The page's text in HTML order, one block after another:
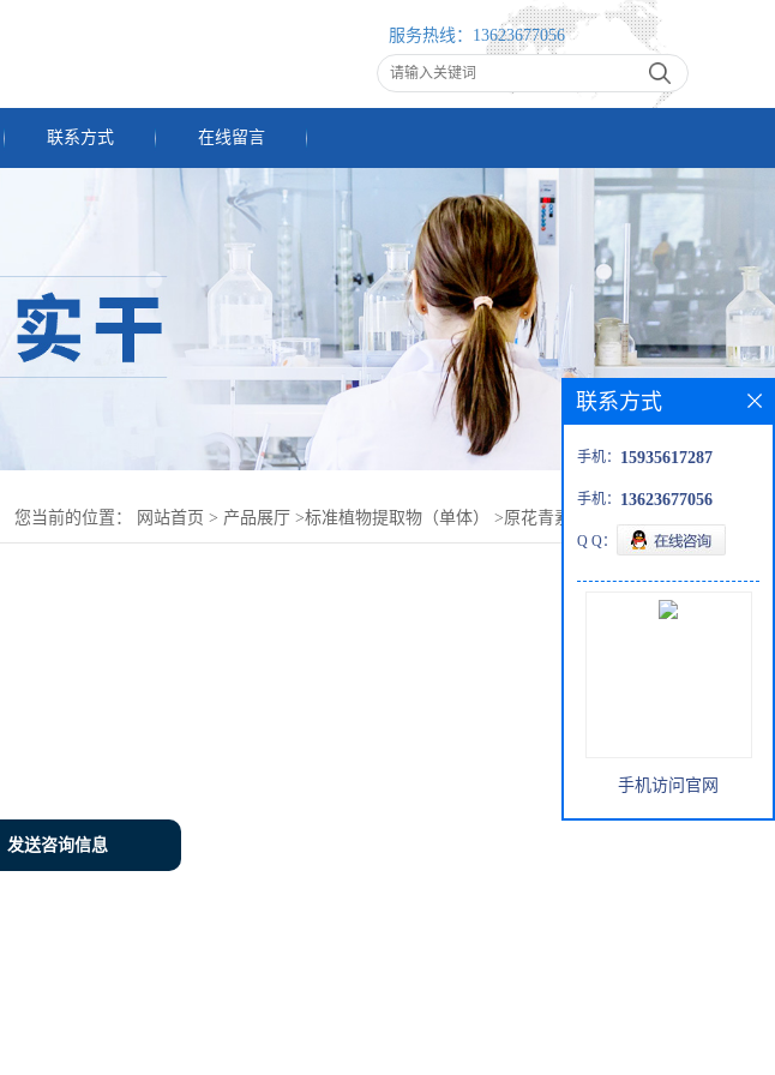
服务热线： 13623677056
联系方式 在线留言
您当前的位置： 网站首页 > 产品展厅 >标准植物提取物（单体） >原花青素（ 84929-27-1）
发送咨询信息
联系方式
手机： 15935617287
手机： 13623677056
Q Q：
手机访问官网